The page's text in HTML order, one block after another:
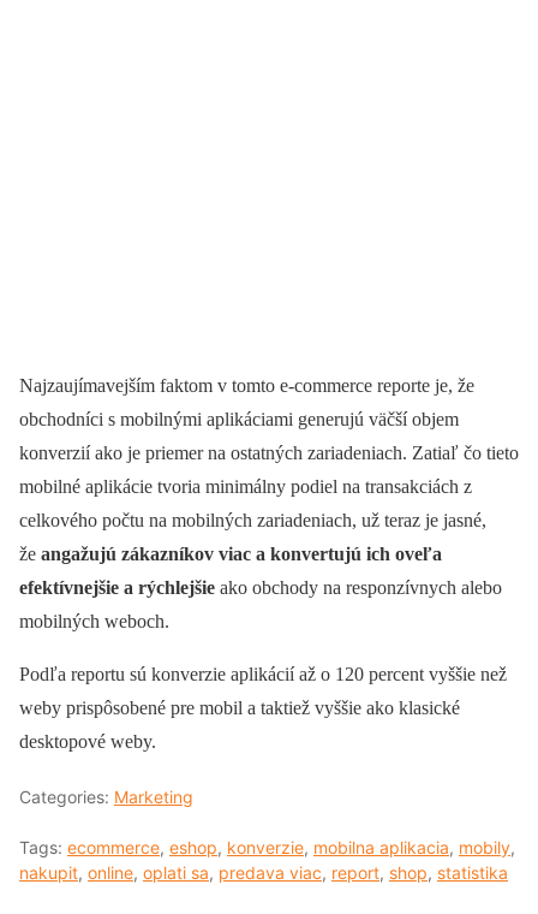
Najzaujímavejším faktom v tomto e-commerce reporte je, že
obchodníci s mobilnými aplikáciami generujú väčší objem
konverzií ako je priemer na ostatných zariadeniach. Zatiaľ čo tieto
mobilné aplikácie tvoria minimálny podiel na transakciách z
celkového počtu na mobilných zariadeniach, už teraz je jasné,
že angažujú zákazníkov viac a konvertujú ich oveľa
efektívnejšie a rýchlejšie ako obchody na responzívnych alebo
mobilných weboch.
Podľa reportu sú konverzie aplikácií až o 120 percent vyššie než
weby prispôsobené pre mobil a taktiež vyššie ako klasické
desktopové weby.
Categories: Marketing
Tags: ecommerce, eshop, konverzie, mobilna aplikacia, mobily,
nakupit, online, oplati sa, predava viac, report, shop, statistika